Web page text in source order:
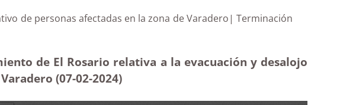
de personas afectadas en la zona de Varadero| Terminación
de El Rosario relativa a la evacuación y desalojo
(07-02-2024)